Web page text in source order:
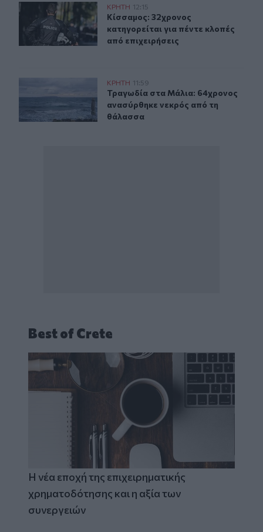
Κίσσαμος: 32χρονος κατηγορείται για πέντε κλοπές
ΚΡΗΤΗ 12:15
Κίσσαμος: 32χρονος κατηγορείται
Κίσσαμος: 32χρονος
κατηγορείται για πέντε κλοπές
από επιχειρήσεις
Τραγωδία στα Μάλια: 64χρονος ανασύρθηκε νεκρός
ΚΡΗΤΗ 11:59
Τραγωδία στα Μάλια: 64χρονος
Τραγωδία στα Μάλια: 64χρονος
ανασύρθηκε νεκρός από τη
θάλασσα
Best of Crete
Η νέα εποχή της επιχειρηματικής
χρηματοδότησης και η αξία των
συνεργειών